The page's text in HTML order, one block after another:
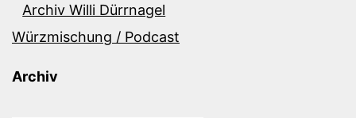
Archiv Willi Dürrnagel
Würzmischung / Podcast
Archiv